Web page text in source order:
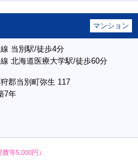
マンション
線 当別駅/徒歩4分
線 北海道医療大学駅/徒歩60分
郡当別町弥生 117
7年
費等5,000円）